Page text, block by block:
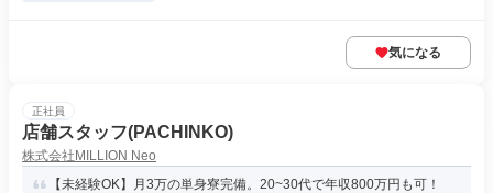
気になる
正社員
店舗スタッフ(PACHINKO)
株式会社MILLION Neo
【未経験OK】月3万の単身寮完備。20~30代で年収800万円も可！